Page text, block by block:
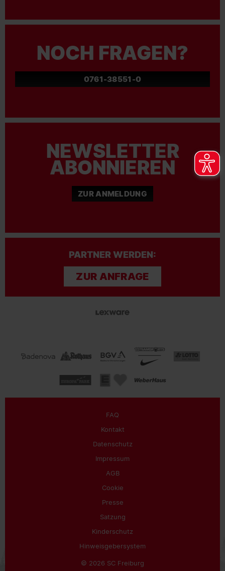
NOCH FRAGEN?
0761-38551-0
NEWSLETTER
ABONNIEREN
ZUR ANMELDUNG
PARTNER WERDEN:
ZUR ANFRAGE
FAQ
Kontakt
Datenschutz
Impressum
AGB
Cookie
Presse
Satzung
Kinderschutz
Hinweisgebersystem
© 2026 SC Freiburg